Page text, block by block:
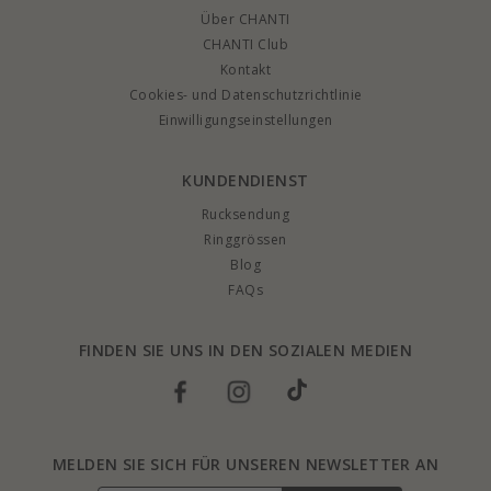
Über CHANTI
CHANTI Club
Kontakt
Cookies- und Datenschutzrichtlinie
Einwilligungseinstellungen
KUNDENDIENST
Rucksendung
Ringgrössen
Blog
FAQs
FINDEN SIE UNS IN DEN SOZIALEN MEDIEN
MELDEN SIE SICH FÜR UNSEREN NEWSLETTER AN